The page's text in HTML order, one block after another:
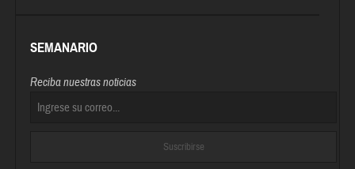
SEMANARIO
Reciba nuestras noticias